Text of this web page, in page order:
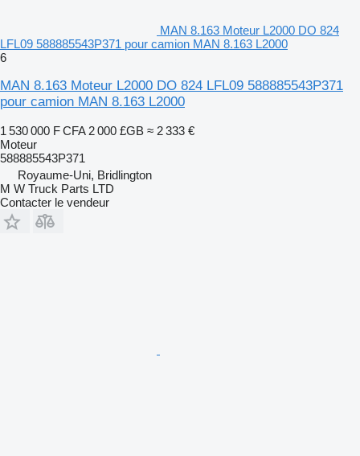
MAN 8.163 Moteur L2000 DO 824
LFL09 588885543P371 pour camion MAN 8.163 L2000
6
MAN 8.163 Moteur L2000 DO 824 LFL09 588885543P371
pour camion MAN 8.163 L2000
1 530 000 F CFA 2 000 £GB ≈ 2 333 €
Moteur
588885543P371
Royaume-Uni, Bridlington
M W Truck Parts LTD
Contacter le vendeur